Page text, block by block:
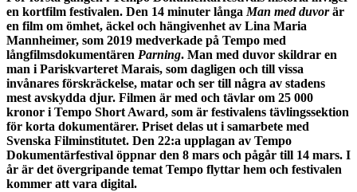
en kortfilm festivalen. Den 14 minuter långa Man med duvorär
en film om ömhet, äckel och hängivenhet av Lina Maria
Mannheimer, som 2019 medverkade på Tempo med
långfilmsdokumentären Parning. Man med duvor skildrar en
man i Pariskvarteret Marais, som dagligen och till vissa
invånares förskräckelse, matar och ser till några av stadens
mest avskydda djur. Filmen är med och tävlar om 25 000
kronor i Tempo Short Award, som är festivalens tävlingssektion
för korta dokumentärer. Priset delas ut i samarbete med
Svenska Filminstitutet. Den 22:a upplagan av Tempo
Dokumentärfestival öppnar den 8 mars och pågår till 14 mars. I
år är det övergripande temat Tempo flyttar hem och festivalen
kommer att vara digital.